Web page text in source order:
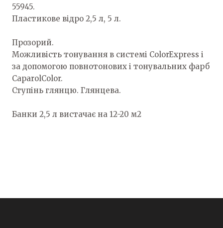
55945.
Пластикове відро 2,5 л, 5 л.
Прозорий.
Можливість тонування в системі ColorExpress і
за допомогою повнотонових і тонувальних фарб
CaparolColor.
Ступінь глянцю. Глянцева.
Банки 2,5 л вистачає на 12-20 м2